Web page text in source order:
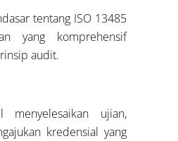
tentang ISO 13485
yang komprehensif
audit.
menyelesaikan ujian,
kredensial yang